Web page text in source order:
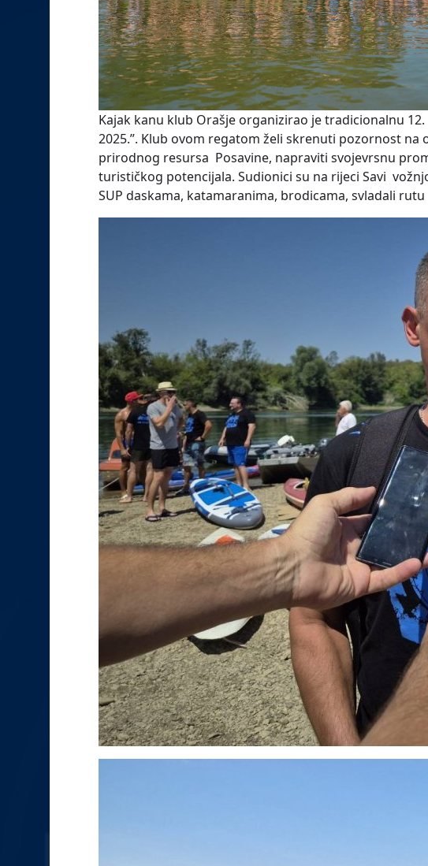
Kajak kanu klub Orašje organizirao je tradicionalnu
2025.”. Klub ovom regatom želi skrenuti pozornost
prirodnog resursa Posavine, napraviti svojevrsnu
turističkog potencijala. Sudionici su na rijeci Savi
SUP daskama, katamaranima, brodicama, svladali